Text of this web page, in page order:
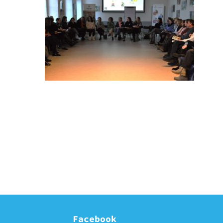
Facebook